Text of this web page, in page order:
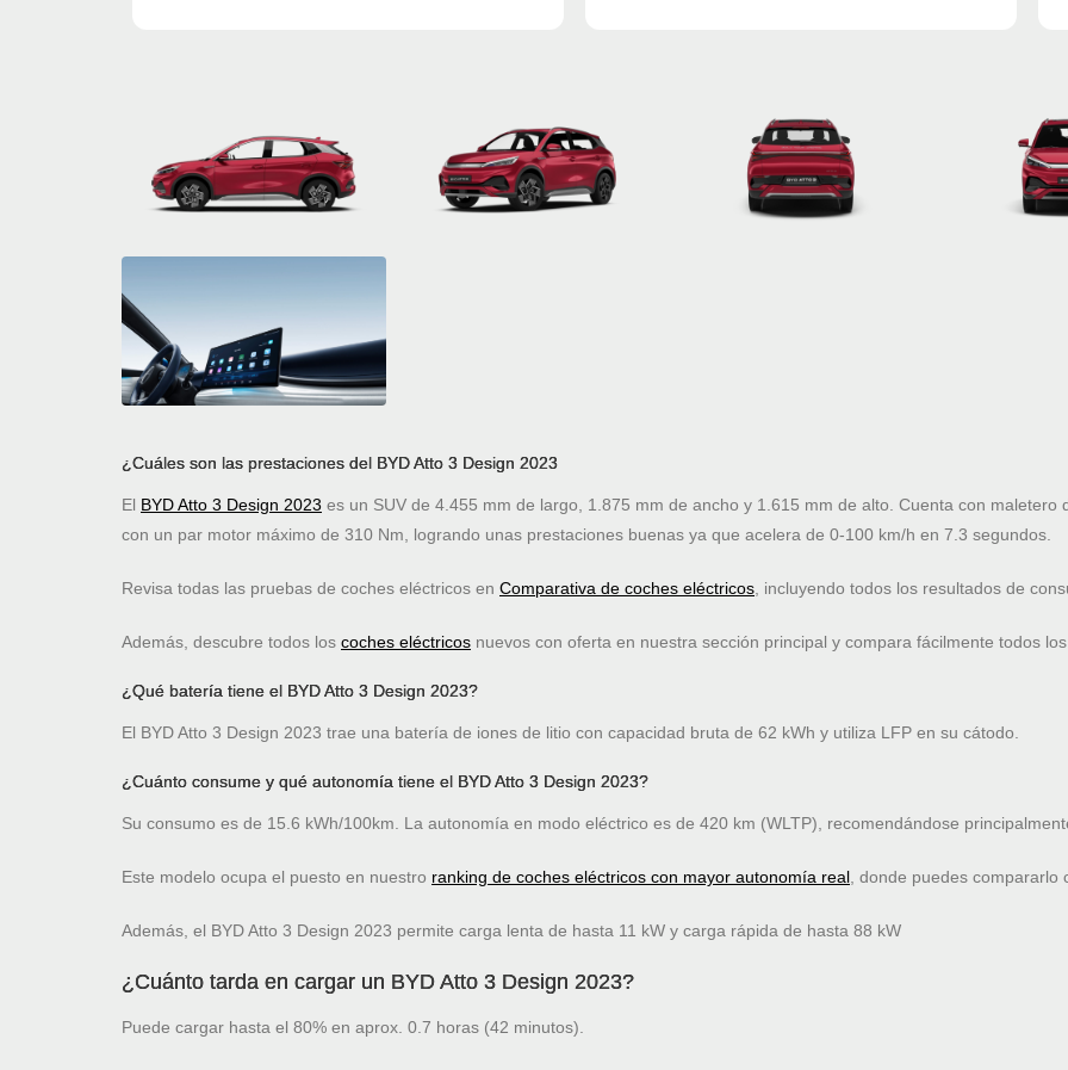
¿Cuáles son las prestaciones del BYD Atto 3 Design 2023
El BYD Atto 3 Design 2023 es un SUV de 4.455 mm de largo, 1.875 mm de ancho y 1.615 mm de alto. Cuenta con
con un par motor máximo de 310 Nm, logrando unas prestaciones buenas ya que acelera de 0-100 km/h en 7.3 segundos.
Revisa todas las pruebas de coches eléctricos en Comparativa de coches eléctricos , incluyendo todos los resultados de
Además, descubre todos los coches eléctricos nuevos con oferta en nuestra sección principal y compara fácilmente todos
¿Qué batería tiene el BYD Atto 3 Design 2023?
El BYD Atto 3 Design 2023 trae una batería de iones de litio con capacidad bruta de 62 kWh y utiliza LFP en su cátodo.
¿Cuánto consume y qué autonomía tiene el BYD Atto 3 Design 2023?
Su consumo es de 15.6 kWh/100km. La autonomía en modo eléctrico es de 420 km (WLTP), recomendándose
Este modelo ocupa el puesto en nuestro ranking de coches eléctricos con mayor autonomía real , donde puedes
Además, el BYD Atto 3 Design 2023 permite carga lenta de hasta 11 kW y carga rápida de hasta 88 kW
¿Cuánto tarda en cargar un BYD Atto 3 Design 2023?
Puede cargar hasta el 80% en aprox. 0.7 horas (42 minutos).